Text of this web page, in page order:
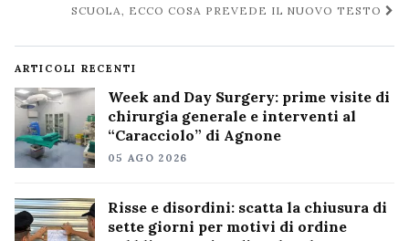
SCUOLA, ECCO COSA PREVEDE IL NUOVO TESTO
ARTICOLI RECENTI
Week and Day Surgery: prime visite di
chirurgia generale e interventi al
“Caracciolo” di Agnone
05 AGO 2026
Risse e disordini: scatta la chiusura di
sette giorni per motivi di ordine